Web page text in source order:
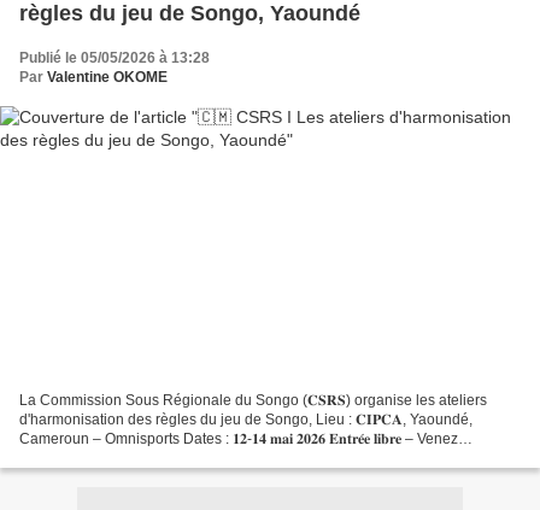
règles du jeu de Songo, Yaoundé
Publié le 05/05/2026 à 13:28
Par Valentine OKOME
La Commission Sous Régionale du Songo (𝐂𝐒𝐑𝐒) organise les ateliers
d'harmonisation des règles du jeu de Songo, Lieu : 𝐂𝐈𝐏𝐂𝐀, Yaoundé,
Cameroun – Omnisports Dates : 𝟏𝟐-𝟏𝟒 𝐦𝐚𝐢 𝟐𝟎𝟐𝟔 𝐄𝐧𝐭𝐫𝐞́𝐞 𝐥𝐢𝐛𝐫𝐞 – Venez